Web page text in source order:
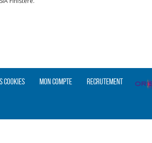
cookies Mon compte Recrutement